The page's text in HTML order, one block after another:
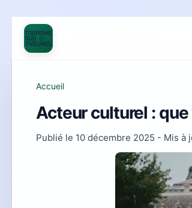
Accueil
Acteur culturel :
Publié le 10 décembre 2025 - Mis à